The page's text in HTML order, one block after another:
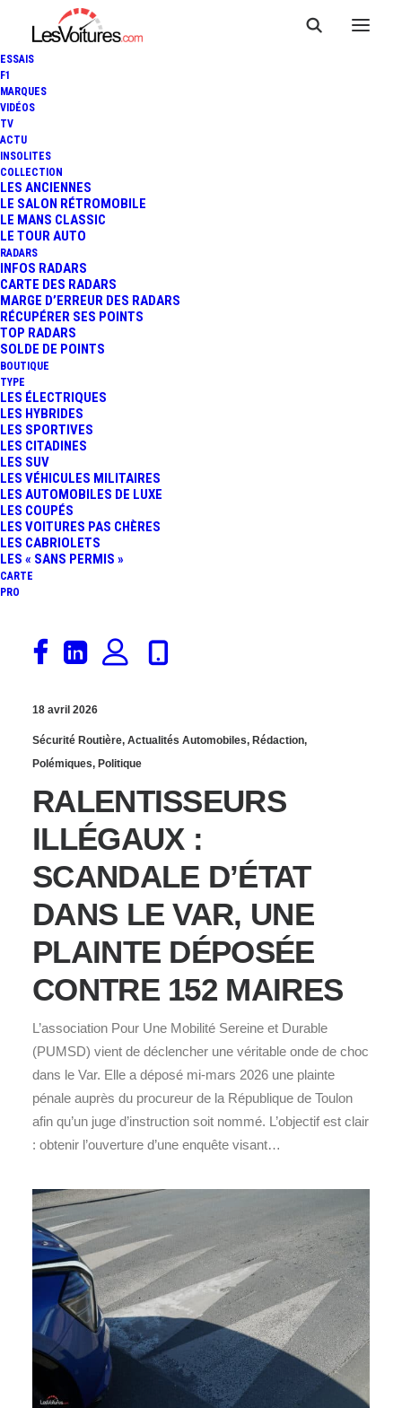
ESSAIS
F1
MARQUES
VIDÉOS
TV
ACTU
INSOLITES
COLLECTION
LES ANCIENNES
LE SALON RÉTROMOBILE
LE MANS CLASSIC
LE TOUR AUTO
RADARS
INFOS RADARS
CARTE DES RADARS
MARGE D’ERREUR DES RADARS
RÉCUPÉRER SES POINTS
TOP RADARS
SOLDE DE POINTS
BOUTIQUE
TYPE
LES ÉLECTRIQUES
LES HYBRIDES
LES SPORTIVES
LES CITADINES
LES SUV
LES VÉHICULES MILITAIRES
LES AUTOMOBILES DE LUXE
LES COUPÉS
LES VOITURES PAS CHÈRES
LES CABRIOLETS
LES « SANS PERMIS »
CARTE
PRO
VIDÉOS : À FRESNO, DES
RALENTISSEURS
CATAPULTENT LES
VOITURES COMME DES
18 avril 2026
Sécurité Routière, Actualités Automobiles, Rédaction,
Polémiques, Politique
RALENTISSEURS
ILLÉGAUX :
SCANDALE D’ÉTAT
DANS LE VAR, UNE
PLAINTE DÉPOSÉE
CONTRE 152 MAIRES
L’association Pour Une Mobilité Sereine et Durable
(PUMSD) vient de déclencher une véritable onde de choc
dans le Var. Elle a déposé mi-mars 2026 une plainte
pénale auprès du procureur de la République de Toulon
afin qu’un juge d’instruction soit nommé. L’objectif est clair
: obtenir l’ouverture d’une enquête visant…